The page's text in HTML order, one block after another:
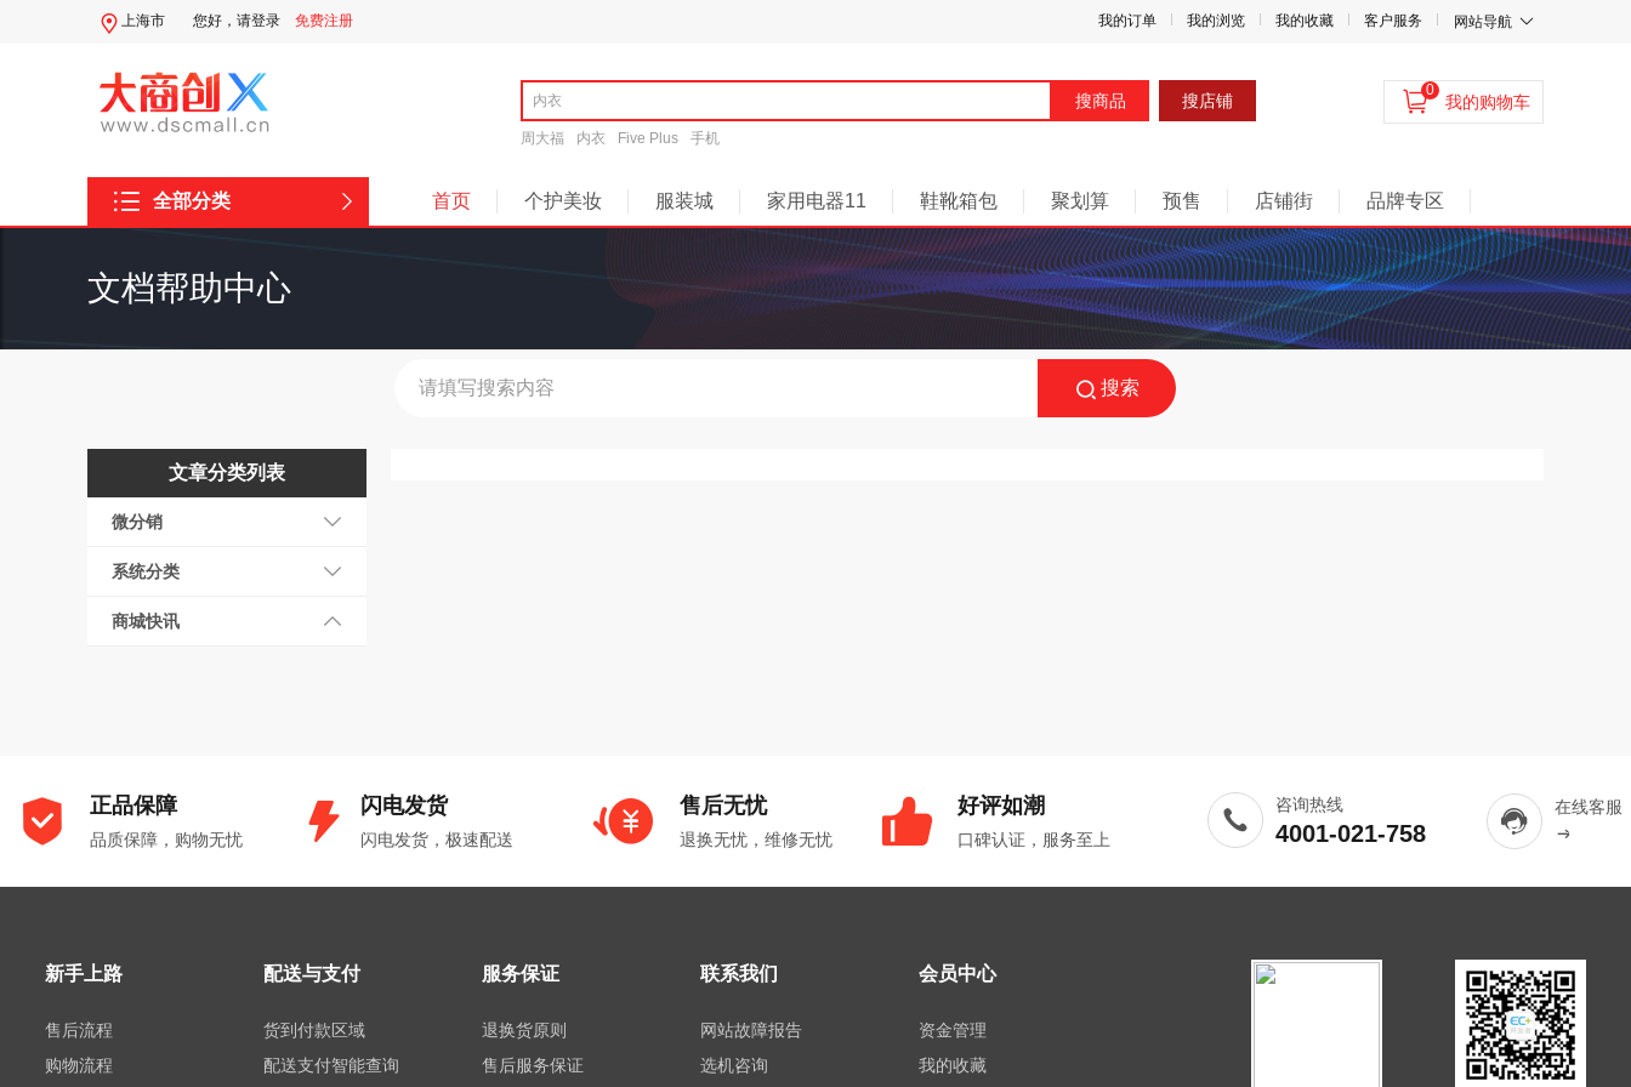
上海市 您好， 请登录 免费注册 我的订单 我的浏览 我的收藏 客户服务 网站导航
搜商品 搜店铺
周大福 内衣 Five Plus 手机
我的购物车
0
全部分类 首页 个护美妆 服装城 家用电器11 鞋靴箱包 聚划算 预售 店铺街 品牌专区
文档帮助中心
搜索
文章分类列表
微分销
系统分类
商城快讯
正品保障
品质保障，购物无忧
闪电发货
闪电发货，极速配送
售后无忧
退换无忧，维修无忧
好评如潮
口碑认证，服务至上
咨询热线
4001-021-758
在线客服
新手上路
售后流程
购物流程
配送与支付
货到付款区域
配送支付智能查询
服务保证
退换货原则
售后服务保证
联系我们
网站故障报告
选机咨询
会员中心
资金管理
我的收藏